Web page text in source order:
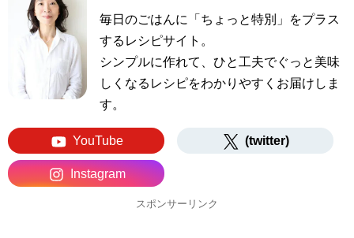
毎日のごはんに「ちょっと特別」をプラス
するレシピサイト。
シンプルに作れて、ひと工夫でぐっと美味
しくなるレシピをわかりやすくお届けしま
す。
YouTube (twitter)
Instagram
スポンサーリンク